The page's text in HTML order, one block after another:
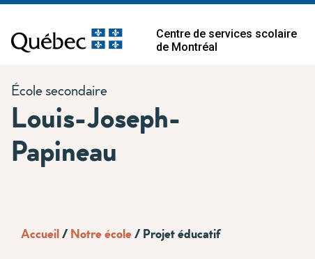
Centre de services scolaire
de Montréal
École secondaire
Louis-Joseph-
Papineau
Accueil/Notre école/Projet éducatif